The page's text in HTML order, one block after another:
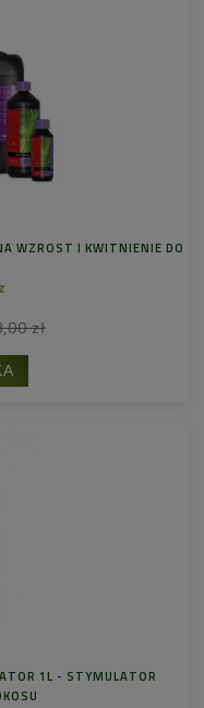
WZROST I KWITNIENIE DO
zł
1L - STYMULATOR